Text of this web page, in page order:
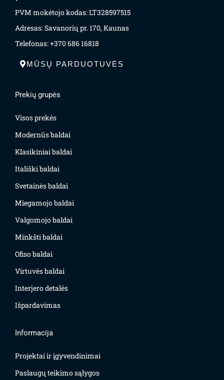
PVM mokėtojo kodas: LT328597515
Adresas: Savanorių pr. 170, Kaunas
Telefonas: +370 686 16818
MŪSŲ PARDUOTUVĖS
Prekių grupės
Visos prekės
Modernūs baldai
Klasikiniai baldai
Itališki baldai
Svetainės baldai
Miegamojo baldai
Valgomojo baldai
Minkšti baldai
Ofiso baldai
Virtuvės baldai
Interjero detalės
Išpardavimas
Informacija
Projektai ir įgyvendinimai
Paslaugų teikimo sąlygos